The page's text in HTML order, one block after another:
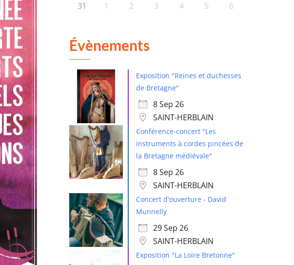
31 1 2 3 4 5 6
Évènements
Exposition "Reines et duchesses
de Bretagne"
8 Sep 26
SAINT-HERBLAIN
Conférence-concert "Les
instruments à cordes pincées de
la Bretagne médiévale"
8 Sep 26
SAINT-HERBLAIN
Concert d'ouverture - David
Munnelly
29 Sep 26
SAINT-HERBLAIN
Exposition "La Loire Bretonne"